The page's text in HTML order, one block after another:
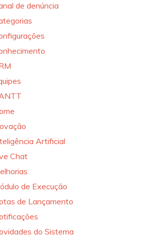
de denúncia
Artificial
Chat
de Execução
de Lançamento
do Sistema